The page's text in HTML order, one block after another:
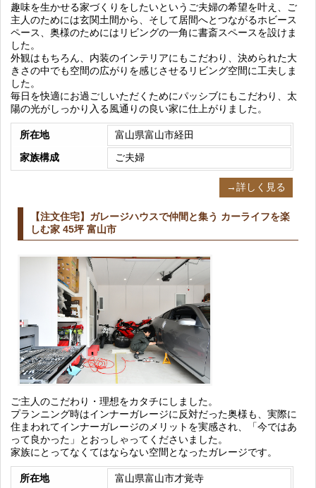
趣味を生かせる家づくりをしたいというご夫婦の希望を叶え、ご
主人のためには玄関土間から、そして居間へとつながるホビース
ペース、奥様のためにはリビングの一角に書斎スペースを設けま
した。
外観はもちろん、内装のインテリアにもこだわり、決められた大
きさの中でも空間の広がりを感じさせるリビング空間に工夫しま
した。
毎日を快適にお過ごしいただくためにパッシブにもこだわり、太
陽の光がしっかり入る風通りの良い家に仕上がりました。
所在地
富山県富山市経田
家族構成
ご夫婦
→詳しく見る
【注文住宅】ガレージハウスで仲間と集う カーライフを楽
しむ家 45坪 富山市
ご主人のこだわり・理想をカタチにしました。
プランニング時はインナーガレージに反対だった奥様も、実際に
住まわれてインナーガレージのメリットを実感され、「今ではあ
って良かった」とおっしゃってくださいました。
家族にとってなくてはならない空間となったガレージです。
所在地
富山県富山市才覚寺